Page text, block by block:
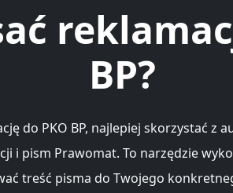
BP?
do PKO BP, najlepiej skorzystać z
i pism Prawomat. To narzędzie
treść pisma do Twojego